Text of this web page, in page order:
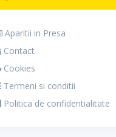
Aparitii in Presa
Contact
Cookies
Termeni si conditii
Politica de confidentialitate